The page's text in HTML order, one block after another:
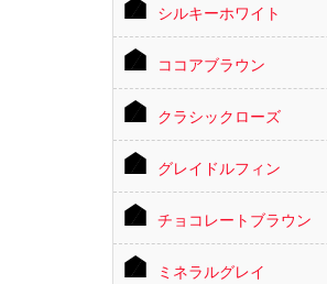
シルキーホワイト
ココアブラウン
クラシックローズ
グレイドルフィン
チョコレートブラウン
ミネラルグレイ